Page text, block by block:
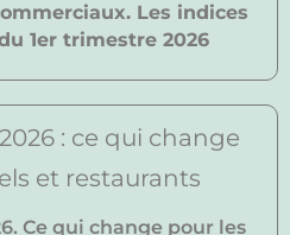
Les indices
1er trimestre 2026
Ce qui change pour les